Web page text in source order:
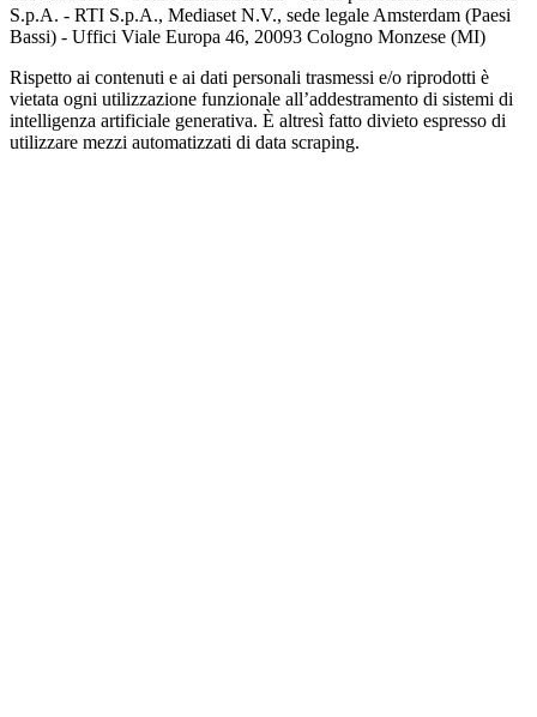
S.p.A. - RTI S.p.A., Mediaset N.V., sede legale Amsterdam (Paesi
Bassi) - Uffici Viale Europa 46, 20093 Cologno Monzese (MI)
Rispetto ai contenuti e ai dati personali trasmessi e/o riprodotti è
vietata ogni utilizzazione funzionale all’addestramento di sistemi di
intelligenza artificiale generativa. È altresì fatto divieto espresso di
utilizzare mezzi automatizzati di data scraping.